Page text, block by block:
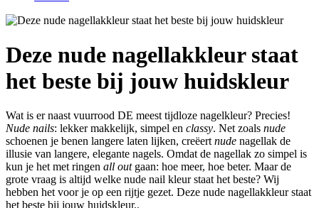
Deze nude nagellakkleur staat
het beste bij jouw huidskleur
Wat is er naast vuurrood DE meest tijdloze nagelkleur? Precies!
Nude nails: lekker makkelijk, simpel en classy. Net zoals nude
schoenen je benen langere laten lijken, creëert nude nagellak de
illusie van langere, elegante nagels. Omdat de nagellak zo simpel is
kun je het met ringen all outgaan: hoe meer, hoe beter. Maar de
grote vraag is altijd welke nude nail kleur staat het beste? Wij
hebben het voor je op een rijtje gezet. Deze nude nagellakkleur staat
het beste bij jouw huidskleur..